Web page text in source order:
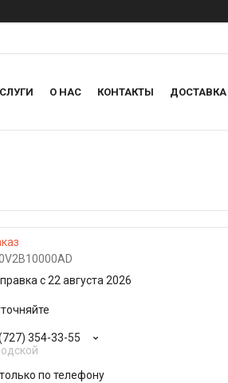
О НАС КОНТАКТЫ
с 22 августа 2026
354-33-55
по телефону